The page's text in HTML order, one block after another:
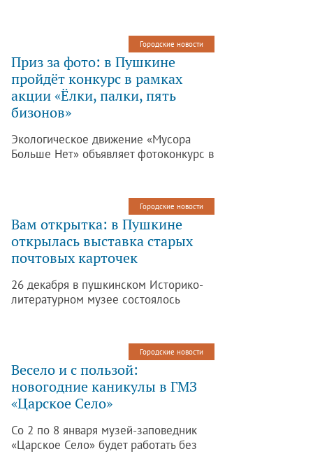
Городские новости
Приз за фото: в Пушкине
пройдёт конкурс в рамках
акции «Ёлки, палки, пять
бизонов»
Экологическое движение «Мусора
Больше Нет» объявляет фотоконкурс в
Городские новости
Вам открытка: в Пушкине
открылась выставка старых
почтовых карточек
26 декабря в пушкинском Историко-
литературном музее состоялось
Городские новости
Весело и с пользой:
новогодние каникулы в ГМЗ
«Царское Село»
Со 2 по 8 января музей-заповедник
«Царское Село» будет работать без